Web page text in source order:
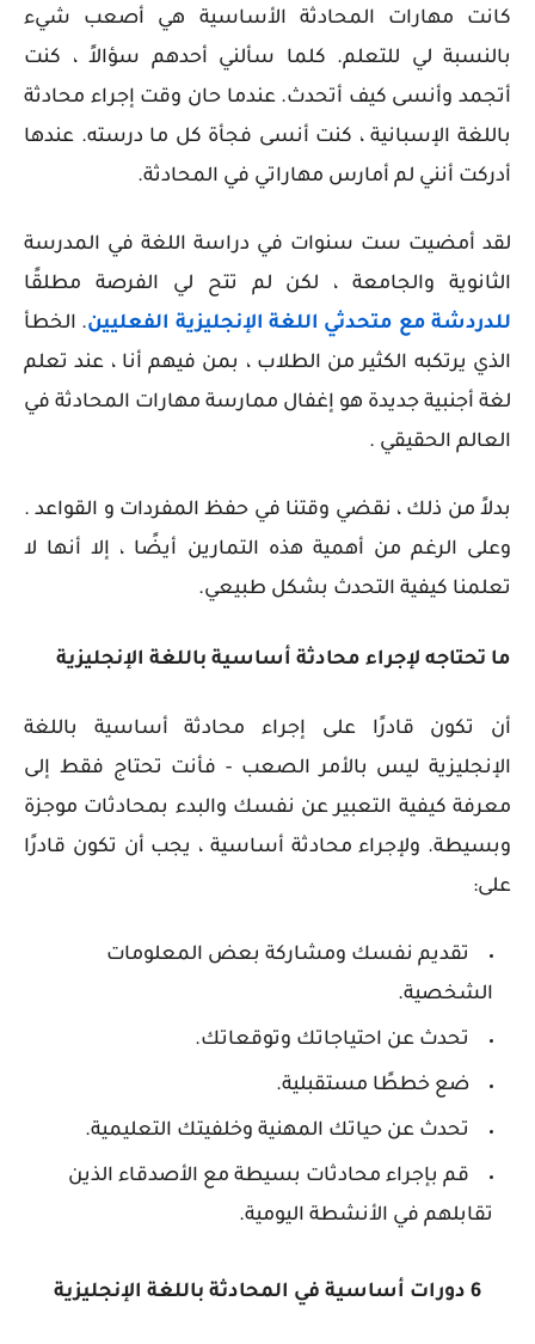
كانت مهارات المحادثة الأساسية هي أصعب شيء
بالنسبة لي للتعلم. كلما سألني أحدهم سؤالاً ، كنت
أتجمد وأنسى كيف أتحدث.عندما حان وقت إجراء محادثة
باللغة الإسبانية ، كنت أنسى فجأة كل ما درسته. عندها
أدركت أنني لم أمارس مهاراتي في المحادثة.
لقد أمضيت ست سنوات في دراسة اللغة في المدرسة
الثانوية والجامعة ، لكن لم تتح لي الفرصة مطلقًا
للدردشة مع متحدثي اللغة الإنجليزية الفعليين. الخطأ
الذي يرتكبه الكثير من الطلاب ، بمن فيهم أنا ، عند تعلم
لغة أجنبية جديدة هو إغفال ممارسة مهارات المحادثة في
العالم الحقيقي .
بدلاً من ذلك ، نقضي وقتنا في حفظ المفردات و القواعد .
وعلى الرغم من أهمية هذه التمارين أيضًا ، إلا أنها لا
تعلمنا كيفية التحدث بشكل طبيعي.
ما تحتاجه لإجراء محادثة أساسية باللغة الإنجليزية
أن تكون قادرًا على إجراء محادثة أساسية باللغة
الإنجليزية ليس بالأمر الصعب - فأنت تحتاج فقط إلى
معرفة كيفية التعبير عن نفسك والبدء بمحادثات موجزة
وبسيطة. ولإجراء محادثة أساسية ، يجب أن تكون قادرًا
على:
تقديم نفسك ومشاركة بعض المعلومات
الشخصية.
تحدث عن احتياجاتك وتوقعاتك.
ضع خططًا مستقبلية.
تحدث عن حياتك المهنية وخلفيتك التعليمية.
قم بإجراء محادثات بسيطة مع الأصدقاء الذين
تقابلهم في الأنشطة اليومية.
6 دورات أساسية في المحادثة باللغة الإنجليزية